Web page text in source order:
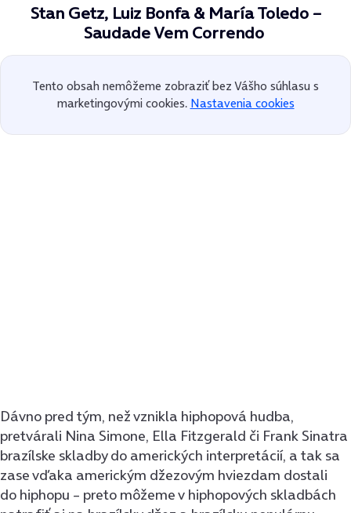
Stan Getz, Luiz Bonfa & María Toledo –
Saudade Vem Correndo
Tento obsah nemôžeme zobraziť bez Vášho súhlasu s
marketingovými cookies. Nastavenia cookies
Dávno pred tým, než vznikla hiphopová hudba,
pretvárali Nina Simone, Ella Fitzgerald či Frank Sinatra
brazílske skladby do amerických interpretácií, a tak sa
zase vďaka americkým džezovým hviezdam dostali
do hiphopu – preto môžeme v hiphopových skladbách